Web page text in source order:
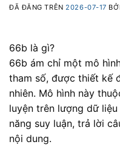
ĐÃ ĐĂNG TRÊN 2026-07-17 BỞI
66b là gì?
66b ám chỉ một mô
tham số, được thiết kế
nhiên. Mô hình này
luyện trên lượng dữ
năng suy luận, trả lời
nội dung.